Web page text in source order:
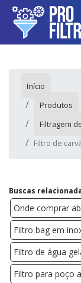
Início
Produtos
Filtragem
Filtro de
Buscas
Onde comprar
Filtro bag em
Filtro de água
Filtro para poço